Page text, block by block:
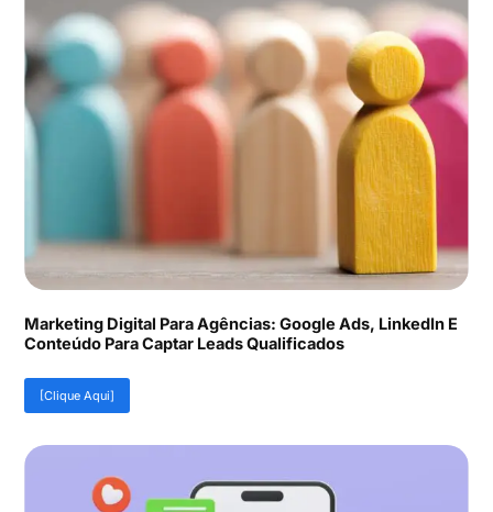
Marketing Digital Para Agências: Google Ads, LinkedIn E
Conteúdo Para Captar Leads Qualificados
[Clique Aqui]